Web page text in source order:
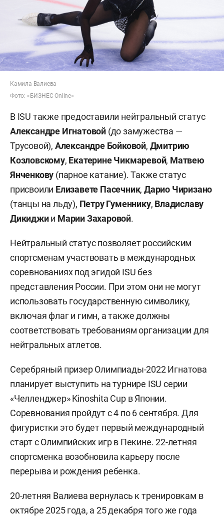
Камила Валиева
Фото: «БИЗНЕС Online»
В ISU также предоставили нейтральный статус
Александре Игнатовой (до замужества —
Трусовой), Александре Бойковой, Дмитрию
Козловскому, Екатерине Чикмаревой, Матвею
Янченкову (парное катание). Также статус
присвоили Елизавете Пасечник,Дарио Чиризано
(танцы на льду), Петру Гуменнику, Владиславу
Дикиджии Марии Захаровой.
Нейтральный статус позволяет российским
спортсменам участвовать в международных
соревнованиях под эгидой ISU без
представления России. При этом они не могут
использовать государственную символику,
включая флаг и гимн, а также должны
соответствовать требованиям организации для
нейтральных атлетов.
Серебряный призер Олимпиады-2022 Игнатова
планирует выступить на турнире ISU серии
«Челленджер» Kinoshita Cup в Японии.
Соревнования пройдут с 4 по 6 сентября. Для
фигуристки это будет первый международный
старт с Олимпийских игр в Пекине. 22-летняя
спортсменка возобновила карьеру после
перерыва и рождения ребенка.
20-летняя Валиева вернулась к тренировкам в
октябре 2025 года, а 25 декабря того же года